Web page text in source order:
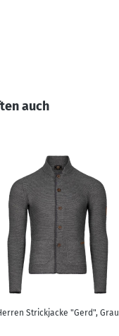
auch
Strickjacke "Gerd", Grau